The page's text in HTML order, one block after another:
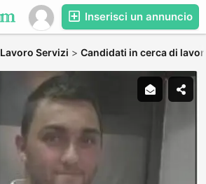
Inserisci un annuncio
Lavoro Servizi > Candidati in cerca di